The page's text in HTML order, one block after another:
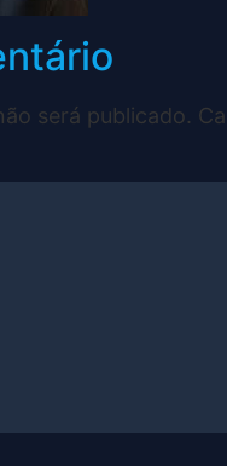
será publicado.